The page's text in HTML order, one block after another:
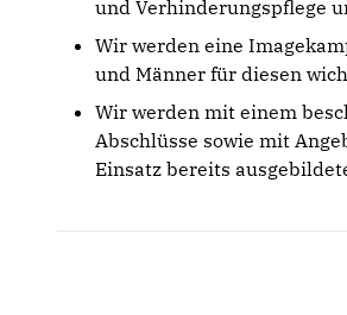
und Verhinderungspflege
Wir werden eine
und Männer für diesen
Wir werden mit einem
Abschlüsse sowie mit
Einsatz bereits